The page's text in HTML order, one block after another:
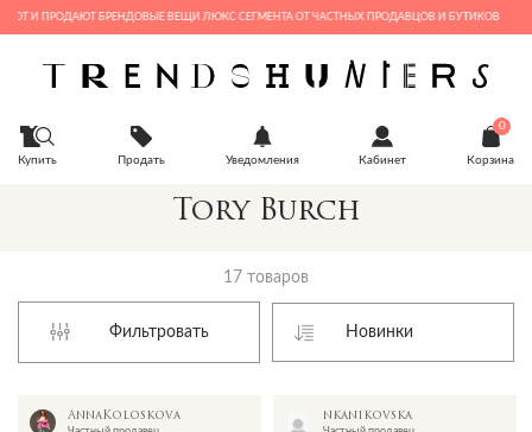
ПРОДАЮТ БРЕНДОВЫЕ ВЕЩИ ЛЮКС СЕГМЕНТА ОТ ЧАСТНЫХ ПРОДАВЦОВ И БУТИКОВ
Купить Продать Уведомления Кабинет
0
Корзина
Tory Burch
17 товаров
Фильтровать
AnnaKoloskova nkanikovska